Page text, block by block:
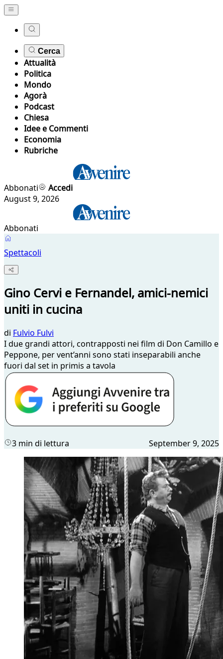
Cerca
Attualità
Politica
Mondo
Agorà
Podcast
Chiesa
Idee e Commenti
Economia
Rubriche
Abbonati
Accedi
August 9, 2026
Abbonati
Spettacoli
Gino Cervi e Fernandel, amici-nemici
uniti in cucina
di Fulvio Fulvi
I due grandi attori, contrapposti nei film di Don Camillo e
Peppone, per vent’anni sono stati inseparabili anche
fuori dal set in primis a tavola
3 min di lettura September 9, 2025